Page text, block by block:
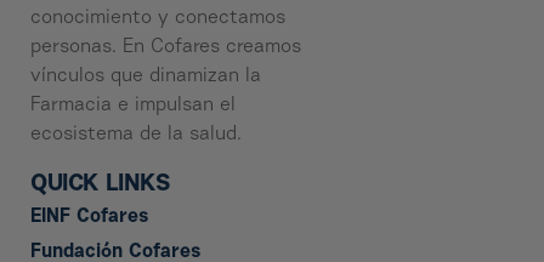
conocimiento y conectamos
personas. En Cofares creamos
vínculos que dinamizan la
Farmacia e impulsan el
ecosistema de la salud.
QUICK LINKS
EINF Cofares
Fundación Cofares